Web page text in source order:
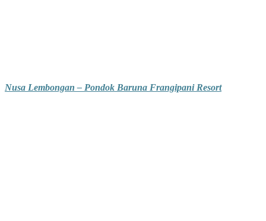
Nusa Lembongan – Pondok Baruna Frangipani Resort